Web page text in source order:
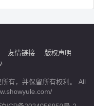
友情链接
版权声明
有，并保留所有权利。 All